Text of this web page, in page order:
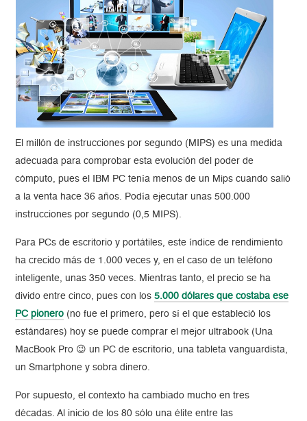
El millón de instrucciones por segundo (MIPS) es una medida
adecuada para comprobar esta evolución del poder de
cómputo, pues el IBM PC tenía menos de un Mips cuando salió
a la venta hace 36 años. Podía ejecutar unas 500.000
instrucciones por segundo (0,5 MIPS).
Para PCs de escritorio y portátiles, este índice de rendimiento
ha crecido más de 1.000 veces y, en el caso de un teléfono
inteligente, unas 350 veces. Mientras tanto, el precio se ha
divido entre cinco, pues con los5.000 dólares que costaba ese
PC pionero (no fue el primero, pero sí el que estableció los
estándares) hoy se puede comprar el mejor ultrabook (Una
MacBook Pro 😉 un PC de escritorio, una tableta vanguardista,
un Smartphone y sobra dinero.
Por supuesto, el contexto ha cambiado mucho en tres
décadas. Al inicio de los 80 sólo una élite entre las